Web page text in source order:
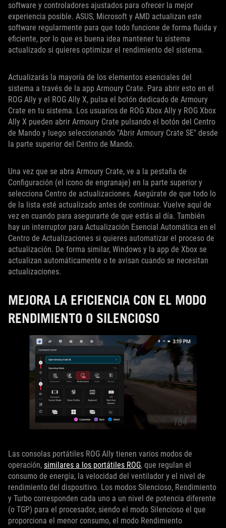
software y controladores ajustados para ofrecer la mejor
experiencia posible. ASUS, Microsoft y AMD actualizan este
software regularmente para que todo funcione de forma fluida y
eficiente, por lo que es buena idea mantener tu sistema
actualizado si quieres optimizar el rendimiento del sistema.
Actualizarás la mayoría de los elementos esenciales del
sistema a través de la app Armoury Crate. Para abrir esto en el
ROG Ally y el ROG Ally X, pulsa el botón dedicado de Armoury
Crate en tu sistema. Los usuarios de ROG Xbox Ally y ROG Xbox
Ally X pueden abrir Armoury Crate pulsando el botón del Centro
de Mando y luego seleccionando "Abrir Armoury Crate SE" desde
la parte superior del Centro de Mando.
Una vez que se abra Armoury Crate, ve a la pestaña de
Configuración (el icono de engranaje) en la parte superior y
selecciona Centro de actualizaciones. Asegúrate de que todo lo
de la lista esté actualizado antes de continuar. Vuelve aquí de
vez en cuando para asegurarte de que estás al día. También
hay un interruptor para Actualización Esencial Automática en el
Centro de Actualizaciones si quieres automatizar el proceso de
actualización. De forma similar, Windows y la app de Xbox se
actualizan automáticamente o te avisan cuando se necesitan
actualizaciones.
MEJORA LA EFICIENCIA CON EL MODO
RENDIMIENTO O SILENCIOSO
Las consolas portátiles ROG Ally tienen varios modos de
operación, similares a los portátiles ROG, que regulan el
consumo de energía, la velocidad del ventilador y el nivel de
rendimiento del dispositivo. Los modos Silencioso, Rendimiento
y Turbo corresponden cada uno a un nivel de potencia diferente
(o TGP) para el procesador, siendo el modo Silencioso el que
proporciona el menor consumo, el modo Rendimiento